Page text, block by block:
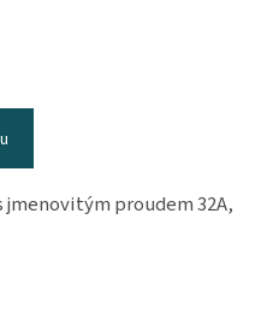
proudem 32A,